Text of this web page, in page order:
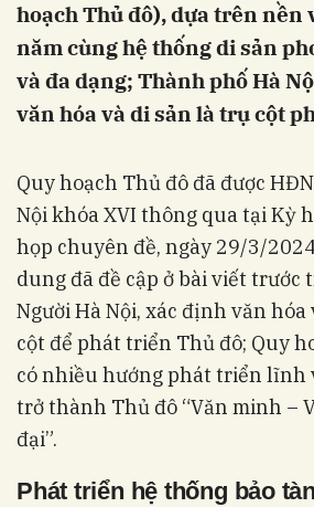
hoạch Thủ đô), dựa trên nền
năm cùng hệ thống di sản
và đa dạng; Thành phố Hà
văn hóa và di sản là trụ cột
Quy hoạch Thủ đô đã được
Nội khóa XVI thông qua tại Kỳ
họp chuyên đề, ngày 29/3/
dung đã đề cập ở bài viết trước
Người Hà Nội, xác định văn
cột để phát triển Thủ đô; Quy
có nhiều hướng phát triển lĩnh
trở thành Thủ đô “Văn minh –
đại”.
Phát triển hệ thống bảo